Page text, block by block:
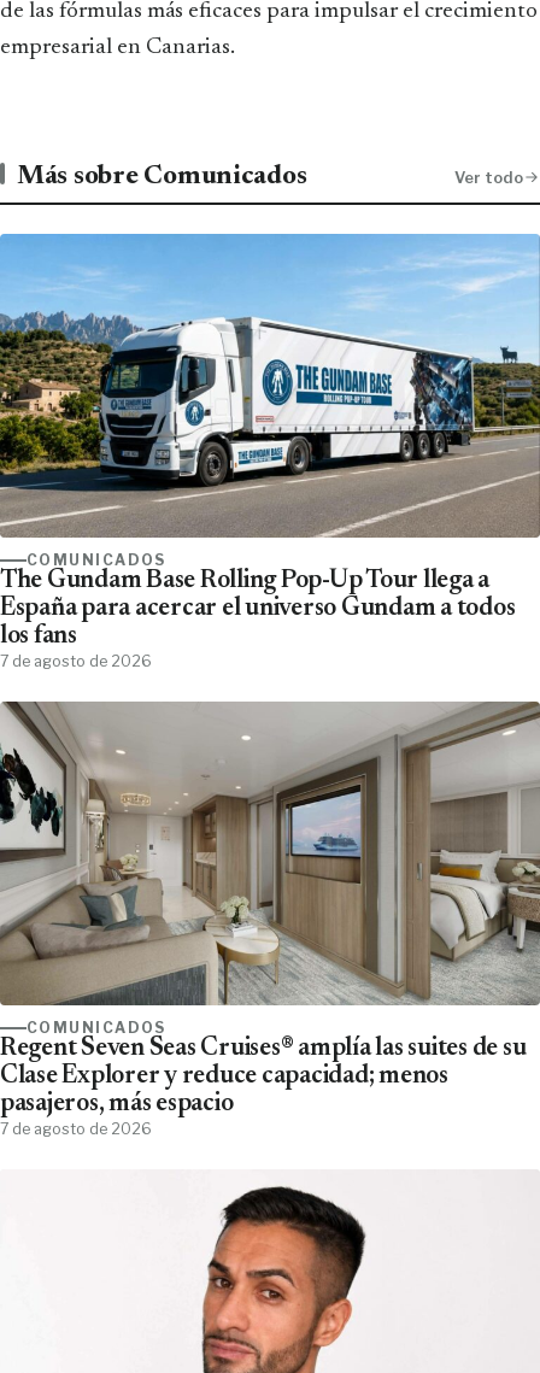
de las fórmulas más eficaces para impulsar el crecimiento
empresarial en Canarias.
Más sobre Comunicados Ver todo
COMUNICADOS
The Gundam Base Rolling Pop-Up Tour llega a
España para acercar el universo Gundam a todos
los fans
7 de agosto de 2026
COMUNICADOS
Regent Seven Seas Cruises® amplía las suites de su
Clase Explorer y reduce capacidad; menos
pasajeros, más espacio
7 de agosto de 2026